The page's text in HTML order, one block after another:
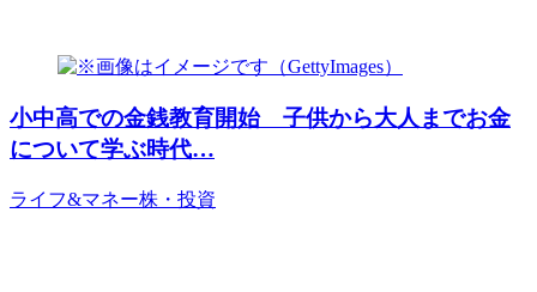
小中高での金銭教育開始 子供から大人までお金
について学ぶ時代…
ライフ&マネー株・投資